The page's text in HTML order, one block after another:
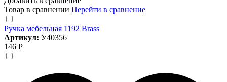
Товар в сравнении Перейти в сравнение
Ручка мебельная 1192 Brass
Артикул: У40356
146 Р